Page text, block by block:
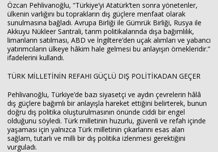
Özcan Pehlivanoğlu, “Türkiye’yi Atatürk’ten sonra yönetenler,
ülkenin varlığını bu toprakların dış güçlere menfaat olarak
sunulmasına bağladı. Avrupa Birliği ile Gümrük Birliği, Rusya ile
Akkuyu Nükleer Santrali, tarım politikalarında dışa bağımlılık,
limanların satılması, ABD ve İngiltere’den uçak alımları ve yabancı
yatırımcıların ülkeye hâkim hale gelmesi bu anlayışın örnekleridir.”
ifadelerini kullandı.
TÜRK MİLLETİNİN REFAHI GÜÇLÜ DIŞ POLİTİKADAN GEÇER
Pehlivanoğlu, Türkiye’de bazı siyasetçi ve aydın çevrelerin hâlâ
dış güçlere bağımlı bir anlayışla hareket ettiğini belirterek, bunun
doğru dış politika oluşturulmasının önünde ciddi bir engel
olduğunu söyledi. Türk milletinin huzurlu, güvenli ve refah içinde
yaşaması için yalnızca Türk milletinin çıkarlarını esas alan
sağlam, tutarlı ve milli bir dış politika izlenmesi gerektiğini
vurguladı.